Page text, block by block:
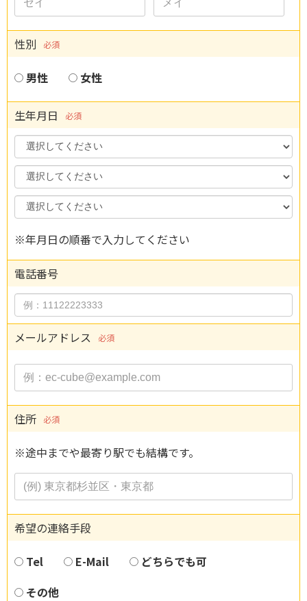
性別 必須
男性 女性
生年月日 必須
Year
Month
Day
※年月日の順番で入力してください
電話番号
メールアドレス 必須
住所 必須
※途中までや最寄り駅でも結構です。
希望の連絡手段
Tel E-Mail
どちらでも可
その他